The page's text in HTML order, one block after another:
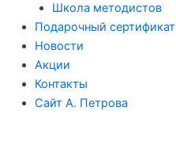
Школа методистов
Подарочный сертификат
Новости
Акции
Контакты
Сайт А. Петрова